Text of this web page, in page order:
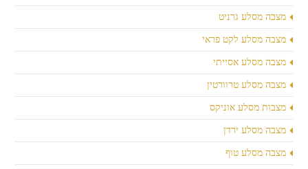
מצבה מסלע גרניט
מצבה מסלע לקט פראי
מצבה מסלע אסייתי
מצבה מסלע טרוורטין
מצבות מסלע אוניקס
מצבה מסלע ירדן
מצבה מסלע טוף